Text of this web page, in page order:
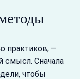
практиков, —
смысл. Сначала
чтобы